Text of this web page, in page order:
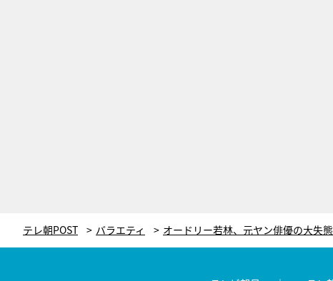
テレ朝POST バラエティ